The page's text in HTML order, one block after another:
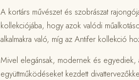
A kortárs művészet és szobrászat
kollekciójába, hogy azok valódi
alkalmakra való, míg az Antifer kollekció
Mivel elegánsak, modernek és egyediek,
együttműködéseket kezdett